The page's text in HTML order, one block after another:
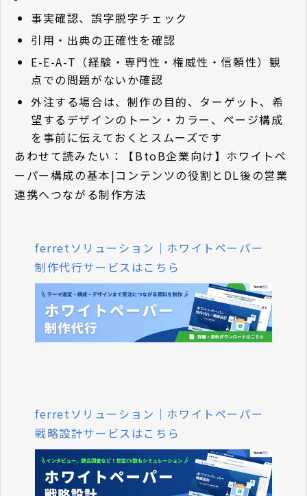
事実確認、誤字脱字チェック
引用・出典の正確性を確認
E-E-A-T（経験・専門性・権威性・信頼性）観
点での問題がないか確認
外注する場合は、制作の目的、ターゲット、希
望するデザインのトーン・カラー、ページ構成
を事前に伝えておくとスムーズです
あわせて読みたい：
【BtoB企業向け】ホワイトペ
ーパー構成の基本|コンテンツの役割とDL後の営業
連携へつながる制作方法
ferretソリューション｜ホワイトペーパー
制作代行サービスはこちら
ferretソリューション｜ホワイトペーパー
戦略設計サービスはこちら